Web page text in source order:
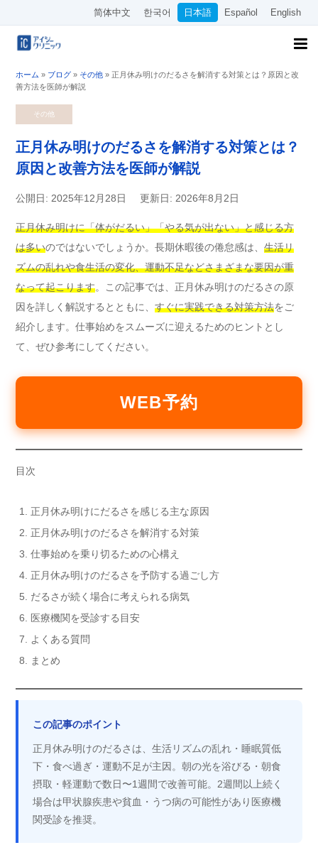
简体中文 한국어 日本語 Español English
ホーム » ブログ » その他 » 正月休み明けのだるさを解消する対策とは？原因と改
善方法を医師が解説
その他
正月休み明けのだるさを解消する対策とは？
原因と改善方法を医師が解説
公開日: 2025年12月28日 更新日: 2026年8月2日
正月休み明けに「体がだるい」「やる気が出ない」と感じる方
は多いのではないでしょうか。長期休暇後の倦怠感は、 生活リ
ズムの乱れや食生活の変化、運動不足などさまざまな要因が重
なって起こります。この記事では、正月休み明けのだるさの原
因を詳しく解説するとともに、 すぐに実践できる対策方法をご
紹介します。仕事始めをスムーズに迎えるためのヒントとし
て、ぜひ参考にしてください。
WEB予約
目次
正月休み明けにだるさを感じる主な原因
正月休み明けのだるさを解消する対策
仕事始めを乗り切るための心構え
正月休み明けのだるさを予防する過ごし方
だるさが続く場合に考えられる病気
医療機関を受診する目安
よくある質問
まとめ
この記事のポイント
正月休み明けのだるさは、生活リズムの乱れ・睡眠質低
下・食べ過ぎ・運動不足が主因。朝の光を浴びる・朝食
摂取・軽運動で数日〜1週間で改善可能。2週間以上続く
場合は甲状腺疾患や貧血・うつ病の可能性があり医療機
関受診を推奨。